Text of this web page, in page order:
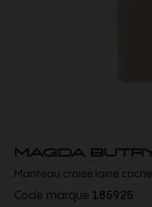
MAGDA
Manteau croisé laine
Code marque 185925